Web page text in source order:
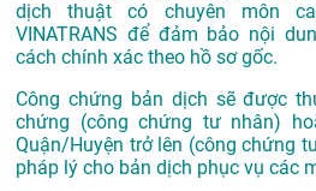
dịch thuật có chuyên môn
VINATRANS để đảm bảo nội
cách chính xác theo hồ sơ gốc.
Công chứng bản dịch sẽ được
chứng (công chứng tư nhân)
Quận/Huyện trở lên (công chứng
pháp lý cho bản dịch phục vụ các